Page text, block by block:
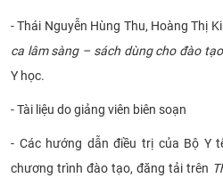
- Thái Nguyễn Hùng Thu, Hoàng Thị
ca lâm sàng – sách dùng cho đào
Y học.
- Tài liệu do giảng viên biên soạn
- Các hướng dẫn điều trị của Bộ Y
chương trình đào tạo, đăng tải trên